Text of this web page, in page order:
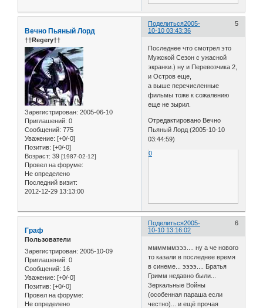
Поделиться 5
2005-
10-10 03:43:36
Вечно Пьяный Лорд
††Regery††
Зарегистрирован: 2005-06-10
Приглашений: 0
Сообщений: 775
Уважение: [+0/-0]
Позитив: [+0/-0]
Возраст: 39 [1987-02-12]
Провел на форуме:
Не определено
Последний визит:
2012-12-29 13:13:00
Последнее что смотрел это
Мужской Сезон с ужасной
экранки.) ну и Перевозчика 2,
и Остров еще,
а выше перечисленные
фильмы тоже к сожалению
еще не зырил.
Отредактировано Вечно
Пьяный Лорд (2005-10-10
03:44:59)
0
Поделиться 6
2005-
10-10 13:16:02
Граф
Пользователи
Зарегистрирован: 2005-10-09
Приглашений: 0
Сообщений: 16
Уважение: [+0/-0]
Позитив: [+0/-0]
Провел на форуме:
Не определено
ммммммэээ.... ну а че нового
то казали в последнее время
в синеме... ээээ.... Братья
Гримм недавно были...
Зеркальные Войны
(особенная параша если
честно)... и ещё прочая